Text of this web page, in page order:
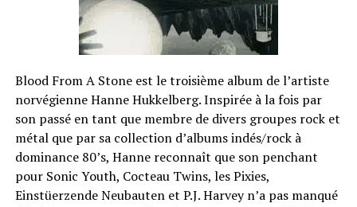
Blood From A Stone est le troisième album de l’artiste
norvégienne Hanne Hukkelberg. Inspirée à la fois par
son passé en tant que membre de divers groupes rock et
métal que par sa collection d’albums indés/rock à
dominance 80’s, Hanne reconnaît que son penchant
pour Sonic Youth, Cocteau Twins, les Pixies,
Einstüerzende Neubauten et P.J. Harvey n’a pas manqué